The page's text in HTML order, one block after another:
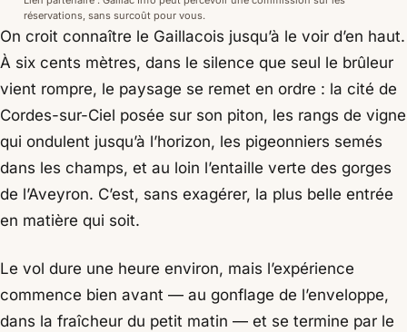
réservations, sans surcoût pour vous.
On croit connaître le Gaillacois jusqu’à le voir d’en haut.
À six cents mètres, dans le silence que seul le brûleur
vient rompre, le paysage se remet en ordre : la cité de
Cordes-sur-Ciel posée sur son piton, les rangs de vigne
qui ondulent jusqu’à l’horizon, les pigeonniers semés
dans les champs, et au loin l’entaille verte des gorges
de l’Aveyron. C’est, sans exagérer, la plus belle entrée
en matière qui soit.
Le vol dure une heure environ, mais l’expérience
commence bien avant — au gonflage de l’enveloppe,
dans la fraîcheur du petit matin — et se termine par le